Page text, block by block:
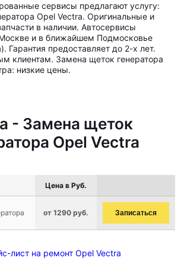
сервисы предлагают услугу:
Opel Vectra. Оригинальные и
в наличии. Автосервисы
и в ближайшем Подмосковье
Гарантия предоставляет до 2-х лет.
клиентам. Замена щеток генератора
низкие цены.
- Замена щеток
Opel Vectra
Цена в Руб.
от 1290 руб. Записаться
лист на ремонт Opel Vectra